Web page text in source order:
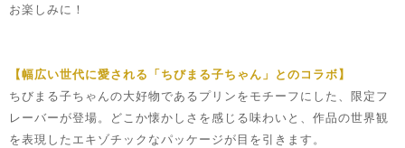
お楽しみに！
【幅広い世代に愛される「ちびまる子ちゃん」とのコラボ】
ちびまる子ちゃんの大好物であるプリンをモチーフにした、限定フ
レーバーが登場。どこか懐かしさを感じる味わいと、作品の世界観
を表現したエキゾチックなパッケージが目を引きます。